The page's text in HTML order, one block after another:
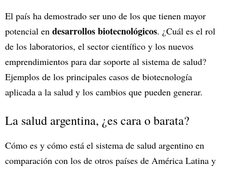
El país ha demostrado ser uno de los que tienen mayor
potencial en desarrollos biotecnológicos. ¿Cuál es el rol
de los laboratorios, el sector científico y los nuevos
emprendimientos para dar soporte al sistema de salud?
Ejemplos de los principales casos de biotecnología
aplicada a la salud y los cambios que pueden generar.
La salud argentina, ¿es cara o barata?
Cómo es y cómo está el sistema de salud argentino en
comparación con los de otros países de América Latina y